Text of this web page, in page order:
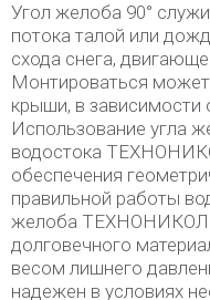
Угол желоба 90°
потока талой или
схода снега,
Монтироваться может
крыши, в зависимости
Использование угла
водостока
обеспечения
правильной работы
желоба ТЕХНОНИКОЛЬ
долговечного
весом лишнего
надежен в условиях